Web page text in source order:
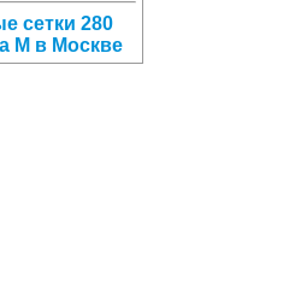
сетки 280
М в Москве